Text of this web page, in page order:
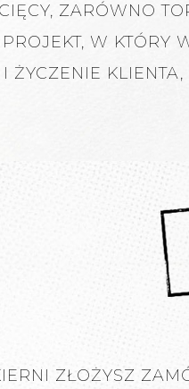
ZARÓWNO
W KTÓRY
ŻYCZENIE
ZŁOŻYSZ